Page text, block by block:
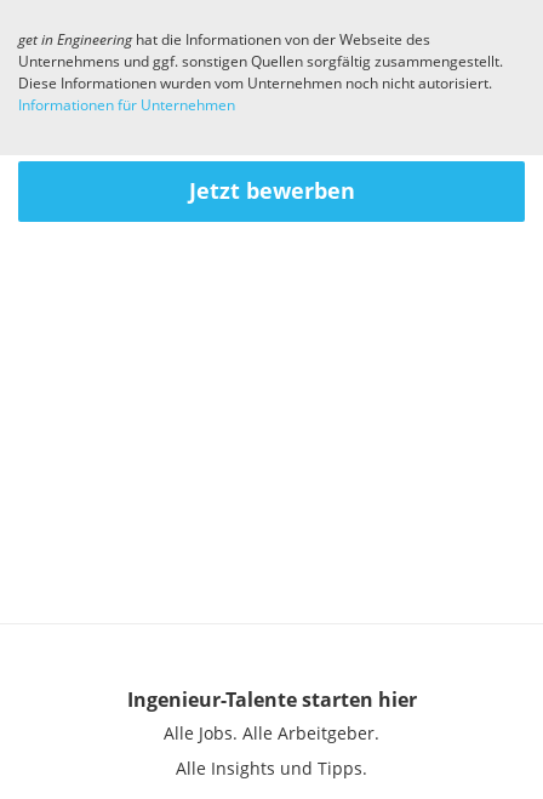
get in Engineeringhat die Informationen von der Webseite des
Unternehmens und ggf. sonstigen Quellen sorgfältig zusammengestellt.
Diese Informationen wurden vom Unternehmen noch nicht autorisiert.
Informationen für Unternehmen
Jetzt bewerben
Ingenieur-Talentestarten hier
Alle Jobs. Alle Arbeitgeber.
Alle Insights und Tipps.